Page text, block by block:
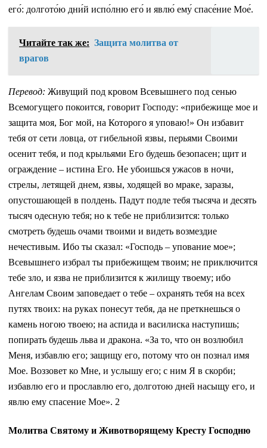
его́: долгото́ю дни́й испо́лню его́ и явлю́ ему́ спасе́ние Мое́.
Читайте так же: Защита молитва от
врагов
Перевод: Живущий под кровом Всевышнего под сенью
Всемогущего покоится, говорит Господу: «прибежище мое и
защита моя, Бог мой, на Которого я уповаю!» Он избавит
тебя от сети ловца, от гибельной язвы, перьями Своими
осенит тебя, и под крыльями Его будешь безопасен; щит и
ограждение – истина Его. Не убоишься ужасов в ночи,
стрелы, летящей днем, язвы, ходящей во мраке, заразы,
опустошающей в полдень. Падут подле тебя тысяча и десять
тысяч одесную тебя; но к тебе не приблизится: только
смотреть будешь очами твоими и видеть возмездие
нечестивым. Ибо ты сказал: «Господь – упование мое»;
Всевышнего избрал ты прибежищем твоим; не приключится
тебе зло, и язва не приблизится к жилищу твоему; ибо
Ангелам Своим заповедает о тебе – охранять тебя на всех
путях твоих: на руках понесут тебя, да не преткнешься о
камень ногою твоею; на аспида и василиска наступишь;
попирать будешь льва и дракона. «За то, что он возлюбил
Меня, избавлю его; защищу его, потому что он познал имя
Мое. Воззовет ко Мне, и услышу его; с ним Я в скорби;
избавлю его и прославлю его, долготою дней насыщу его, и
явлю ему спасение Мое». 2
Молитва Святому и Животворящему Кресту Господню